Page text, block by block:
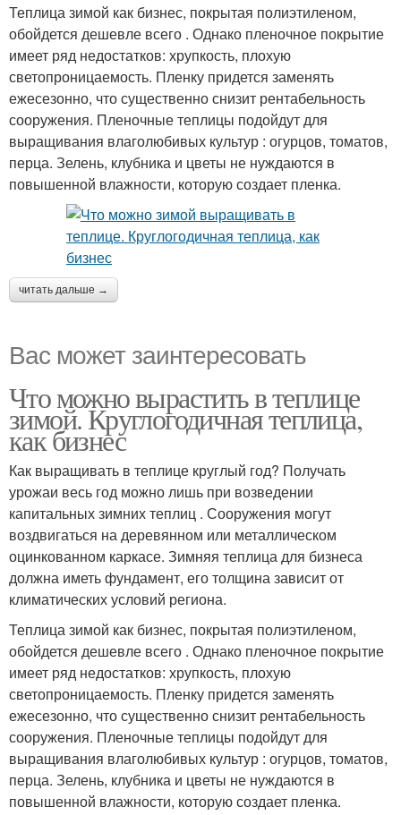
Теплица зимой как бизнес, покрытая полиэтиленом,
обойдется дешевле всего . Однако пленочное покрытие
имеет ряд недостатков: хрупкость, плохую
светопроницаемость. Пленку придется заменять
ежесезонно, что существенно снизит рентабельность
сооружения. Пленочные теплицы подойдут для
выращивания влаголюбивых культур : огурцов, томатов,
перца. Зелень, клубника и цветы не нуждаются в
повышенной влажности, которую создает пленка.
читать дальше →
Вас может заинтересовать
Что можно вырастить в теплице
зимой. Круглогодичная теплица,
как бизнес
Как выращивать в теплице круглый год? Получать
урожаи весь год можно лишь при возведении
капитальных зимних теплиц . Сооружения могут
воздвигаться на деревянном или металлическом
оцинкованном каркасе. Зимняя теплица для бизнеса
должна иметь фундамент, его толщина зависит от
климатических условий региона.
Теплица зимой как бизнес, покрытая полиэтиленом,
обойдется дешевле всего . Однако пленочное покрытие
имеет ряд недостатков: хрупкость, плохую
светопроницаемость. Пленку придется заменять
ежесезонно, что существенно снизит рентабельность
сооружения. Пленочные теплицы подойдут для
выращивания влаголюбивых культур : огурцов, томатов,
перца. Зелень, клубника и цветы не нуждаются в
повышенной влажности, которую создает пленка.